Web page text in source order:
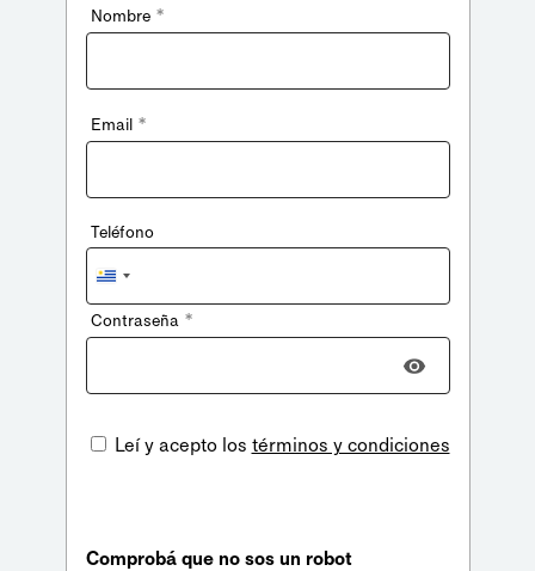
Nombre *
Email *
Teléfono
Uruguay
+598
Contraseña *
Leí y acepto los términos y condiciones
Comprobá que no sos un robot